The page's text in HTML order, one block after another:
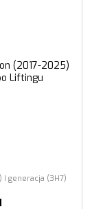
generacja (3H7)